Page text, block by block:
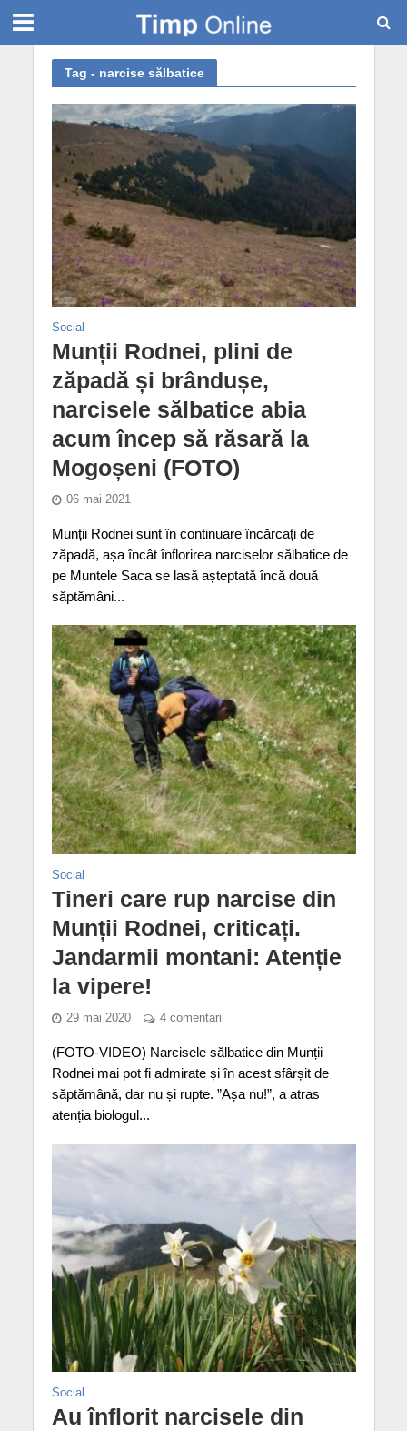
Tag - narcise sălbatice
Social
Munții Rodnei, plini de
zăpadă și brândușe,
narcisele sălbatice abia
acum încep să răsară la
Mogoșeni (FOTO)
06 mai 2021
Munții Rodnei sunt în continuare încărcați de
zăpadă, așa încât înflorirea narciselor sălbatice de
pe Muntele Saca se lasă așteptată încă două
săptămâni...
Social
Tineri care rup narcise din
Munții Rodnei, criticați.
Jandarmii montani: Atenție
la vipere!
29 mai 2020 4 comentarii
(FOTO-VIDEO) Narcisele sălbatice din Munții
Rodnei mai pot fi admirate și în acest sfârșit de
săptămână, dar nu și rupte. ”Așa nu!”, a atras
atenția biologul...
Social
Au înflorit narcisele din